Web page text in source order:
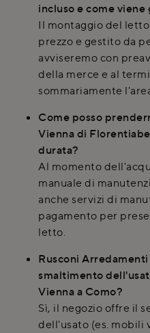
incluso e come viene
Il montaggio del
prezzo e gestito da
avviseremo con
della merce e al
sommariamente
Come posso
Vienna di
durata?
Al momento
manuale di
anche servizi di
pagamento per
letto.
Rusconi
smaltimento
Vienna a Como?
Sì, il negozio offre il
dell'usato (es. mobili